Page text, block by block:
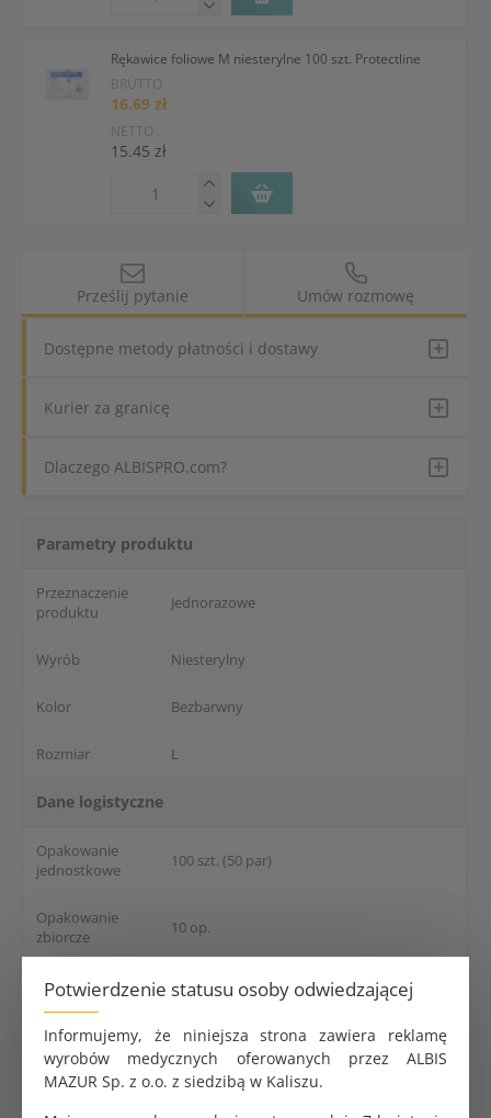
Potwierdzenie statusu osoby odwiedzającej
Informujemy, że niniejsza strona zawiera reklamę
wyrobów medycznych oferowanych przez ALBIS
MAZUR Sp. z o.o. z siedzibą w Kaliszu.
Rękawice foliowe M niesterylne 100 szt. Protectline
BRUTTO
16.69 zł
NETTO
15.45 zł
Prześlij pytanie Umów rozmowę
Dostępne metody płatności i dostawy
Kurier za granicę
Dlaczego ALBISPRO.com?
Parametry produktu
Przeznaczenie
produktu
Jednorazowe
Wyrób Niesterylny
Kolor Bezbarwny
Rozmiar L
Dane logistyczne
Opakowanie
jednostkowe
100 szt. (50 par)
Opakowanie
zbiorcze
10 op.
Odpowiedzialność za zgodność
Importer
Albis Mazur Sp. z o.o., Stawiszyńska 10 lok.
2, 62-800 Kalisz, Polska